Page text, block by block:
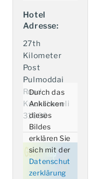
Hotel
Adresse:
27th
Kilometer
Post
Pulmoddai
Road
Kuchchaveli
31000
Durch das
Anklicken
dieses
Bildes
erklären Sie
sich mit der
Datenschut
zerklärung